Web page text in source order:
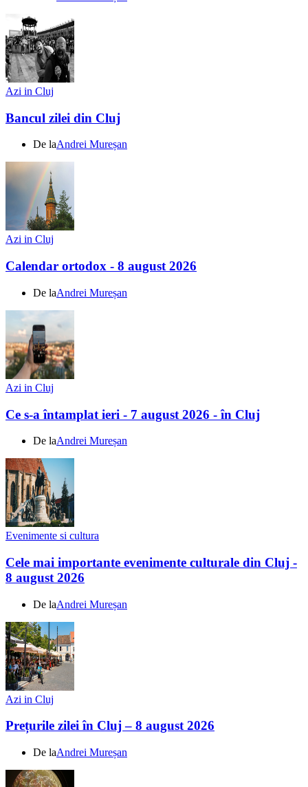
Azi in Cluj
Bancul zilei din Cluj
De laAndrei Mureșan
Azi in Cluj
Calendar ortodox - 8 august 2026
De laAndrei Mureșan
Azi in Cluj
Ce s-a întamplat ieri - 7 august 2026 - în Cluj
De laAndrei Mureșan
Evenimente si cultura
Cele mai importante evenimente culturale din Cluj -
8 august 2026
De laAndrei Mureșan
Azi in Cluj
Prețurile zilei în Cluj – 8 august 2026
De laAndrei Mureșan